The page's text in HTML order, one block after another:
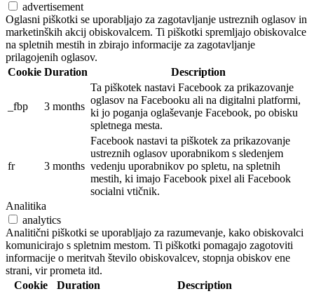
advertisement
Oglasni piškotki se uporabljajo za zagotavljanje ustreznih oglasov in
marketinških akcij obiskovalcem. Ti piškotki spremljajo obiskovalce
na spletnih mestih in zbirajo informacije za zagotavljanje
prilagojenih oglasov.
Cookie Duration Description
_fbp 3 months
Ta piškotek nastavi Facebook za prikazovanje
oglasov na Facebooku ali na digitalni platformi,
ki jo poganja oglaševanje Facebook, po obisku
spletnega mesta.
fr 3 months
Facebook nastavi ta piškotek za prikazovanje
ustreznih oglasov uporabnikom s sledenjem
vedenju uporabnikov po spletu, na spletnih
mestih, ki imajo Facebook pixel ali Facebook
socialni vtičnik.
Analitika
analytics
Analitični piškotki se uporabljajo za razumevanje, kako obiskovalci
komunicirajo s spletnim mestom. Ti piškotki pomagajo zagotoviti
informacije o meritvah število obiskovalcev, stopnja obiskov ene
strani, vir prometa itd.
Cookie
Duration
Description